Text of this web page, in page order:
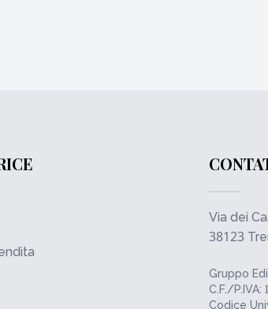
Via dei
38123
Gruppo
C.F./P.IVA:
Codice